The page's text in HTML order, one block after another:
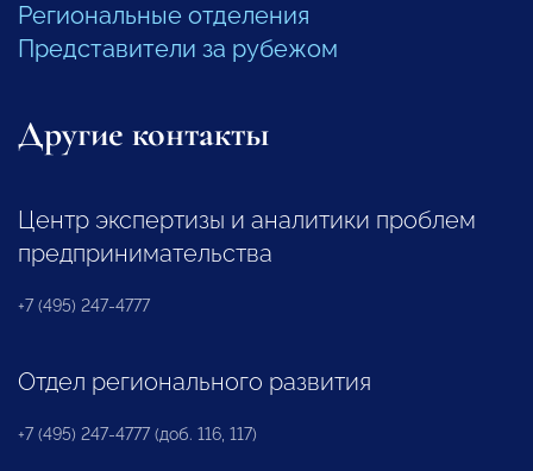
Региональные отделения
Представители за рубежом
Другие контакты
Центр экспертизы и аналитики проблем
предпринимательства
+7 (495) 247-4777
Отдел регионального развития
+7 (495) 247-4777 (доб. 116, 117)